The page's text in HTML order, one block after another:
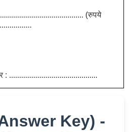
(रुपये
: ............................................
Key) -